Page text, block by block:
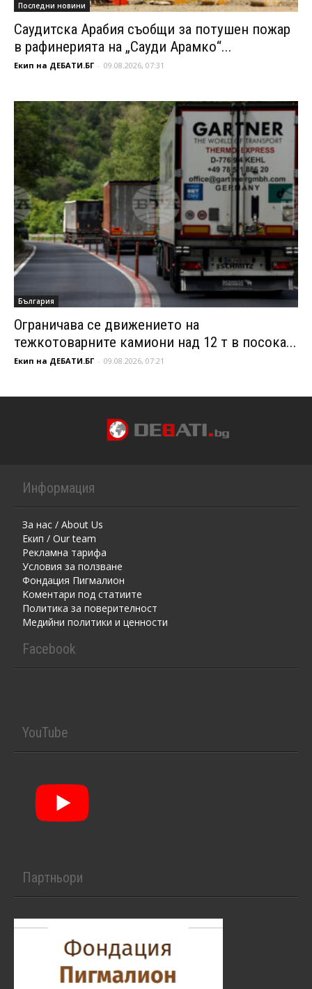
Последни новини
Саудитска Арабия съобщи за потушен пожар
в рафинерията на „Сауди Арамко“...
Екип на ДЕБАТИ.БГ - 09.08.2026, 07:31
България
Ограничава се движението на
тежкотоварните камиони над 12 т в посока...
Екип на ДЕБАТИ.БГ - 09.08.2026, 07:21
Информация
За нас / About Us
Екип / Our team
Рекламна тарифа
Условия за ползване
Фондация Пигмалион
Kоментaри под статиите
Политика за поверителност
Медийни политики и ценности
Facebook
YouTube
Партньори